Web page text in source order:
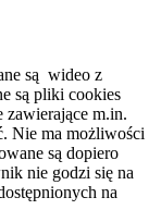
są wideo z
są pliki cookies
zawierające m.in.
Nie ma możliwości
są dopiero
nie godzi się na
na